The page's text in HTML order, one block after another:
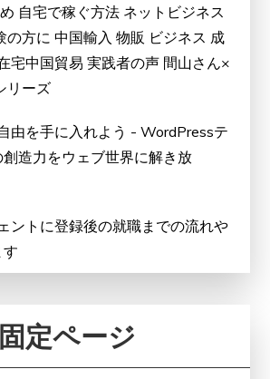
自宅で稼ぐ方法 ネットビジネス
の方に 中国輸入 物販 ビジネス 成
宅中国貿易 実践者の声 間山さん×
リーズ
由を手に入れよう - WordPressテ
造力をウェブ世界に解き放
ントに登録後の就職までの流れや
固定ページ